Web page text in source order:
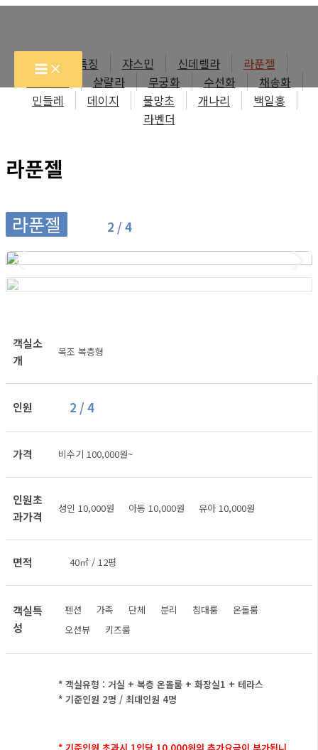
츠
건
각 객실특징 쟈스민 신데렐라
라푼젤
샬랼라 무궁화 수선화
채송화
민들레
데이지 물망초 개나리
백일홍
라벤더
라푼젤
라푼젤 2 / 4
객실소
개
목조 복층형
인원 2 / 4
가격 비수기 100,000원~
인원초
과가격
성인 10,000원 아동 10,000원 유아 10,000원
면적 40㎡ / 12평
객실특
성
펜션 가족 단체 분리 침대룸
온돌룸
오션뷰
키즈룸
* 객실유형 : 거실 + 복층 온돌룸 + 화장실1 + 테라스
* 기준인원 2명 / 최대인원 4명